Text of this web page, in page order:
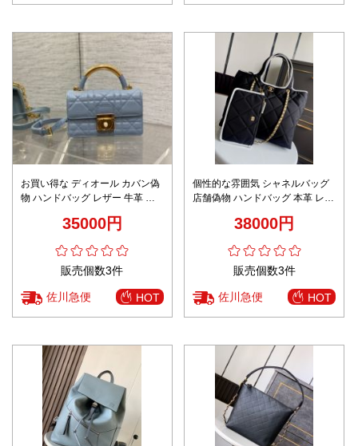
お買い得な ディオール カバン偽
物 ハンドバッグ レザー 牛革 優
35000円
販売個数3件
佐川急便 HOT
個性的な雰囲気 シャネルバッグ
店舗偽物 ハンドバッグ 本革 レザ
38000円
販売個数3件
佐川急便 HOT